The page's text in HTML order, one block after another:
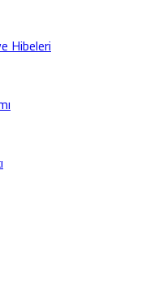
Hibeleri